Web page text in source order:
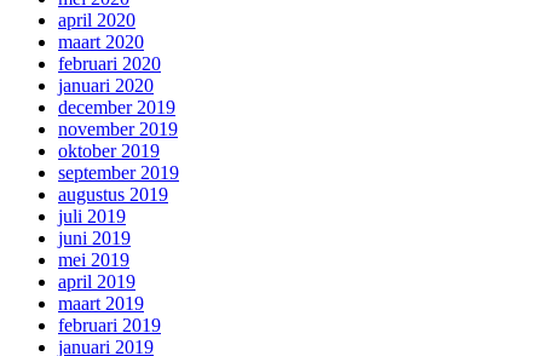
april 2020
maart 2020
februari 2020
januari 2020
december 2019
november 2019
oktober 2019
september 2019
augustus 2019
juli 2019
juni 2019
mei 2019
april 2019
maart 2019
februari 2019
januari 2019